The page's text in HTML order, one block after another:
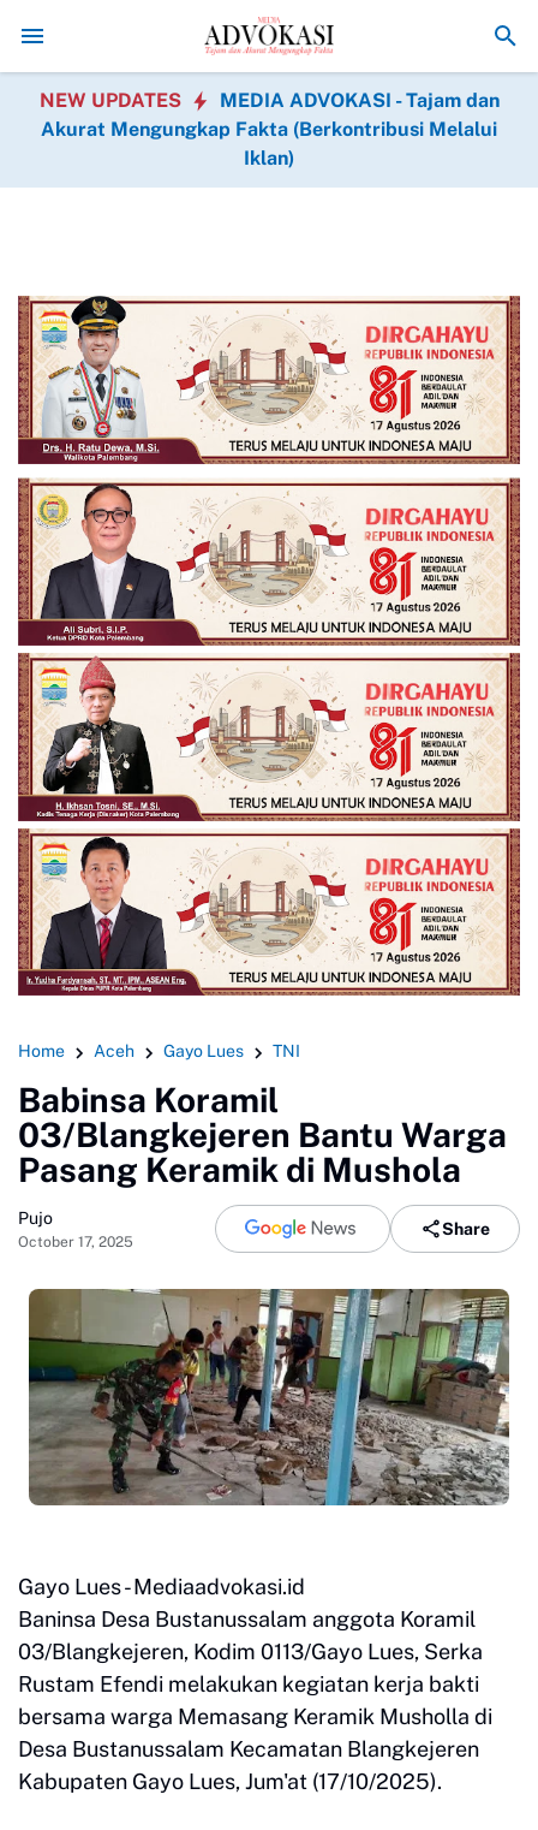
Panjatkan Syukur Kepada Allah SWT Atas Keberhasilan
NEW UPDATES
MEDIA ADVOKASI - Tajam dan
Akurat Mengungkap Fakta (Berkontribusi Melalui
Iklan)
Home Aceh Gayo Lues TNI
Babinsa Koramil
03/Blangkejeren Bantu Warga
Pasang Keramik di Mushola
Pujo
October 17, 2025
Share
Gayo Lues - Mediaadvokasi.id
Baninsa Desa Bustanussalam anggota Koramil
03/Blangkejeren, Kodim 0113/Gayo Lues, Serka
Rustam Efendi melakukan kegiatan kerja bakti
bersama warga Memasang Keramik Musholla di
Desa Bustanussalam Kecamatan Blangkejeren
Kabupaten Gayo Lues, Jum'at (17/10/2025).